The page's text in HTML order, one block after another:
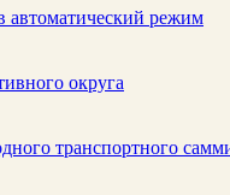
автоматический режим
округа
транспортного